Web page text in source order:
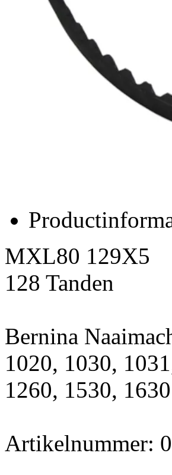
MXL80 129X5
128 Tanden
Bernina
1020, 1030,
1260, 1530, 1630
Artikelnummer: